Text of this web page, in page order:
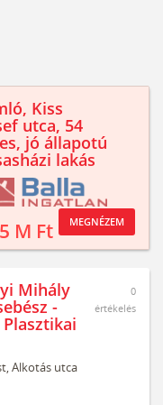
Kiss
utca, 54
jó állapotú
lakás
M Ft MEGNÉZEM
Mihály
-
Alkotás utca
0
értékelés